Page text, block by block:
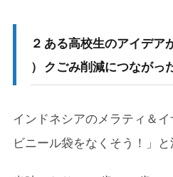
２
）
ある高校生のアイデア
クごみ削減につながっ
インドネシアのメラティ＆
ビニール袋をなくそう！」と